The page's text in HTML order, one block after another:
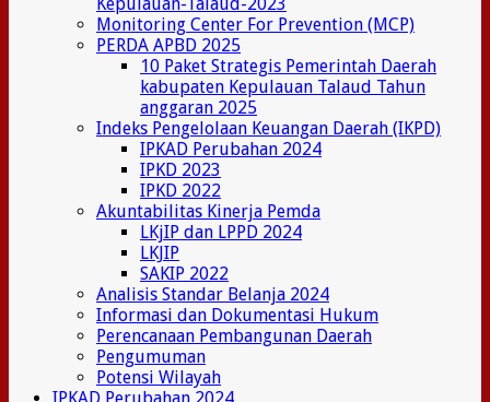
Monitoring Center For Prevention (MCP)
PERDA APBD 2025
10 Paket Strategis Pemerintah Daerah
kabupaten Kepulauan Talaud Tahun
anggaran 2025
Indeks Pengelolaan Keuangan Daerah (IKPD)
IPKAD Perubahan 2024
IPKD 2023
IPKD 2022
Akuntabilitas Kinerja Pemda
LKjIP dan LPPD 2024
LKJIP
SAKIP 2022
Analisis Standar Belanja 2024
Informasi dan Dokumentasi Hukum
Perencanaan Pembangunan Daerah
Pengumuman
Potensi Wilayah